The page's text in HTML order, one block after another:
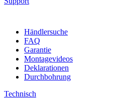
Händlersuche
FAQ
Garantie
Montagevideos
Deklarationen
Durchbohrung
Technisch